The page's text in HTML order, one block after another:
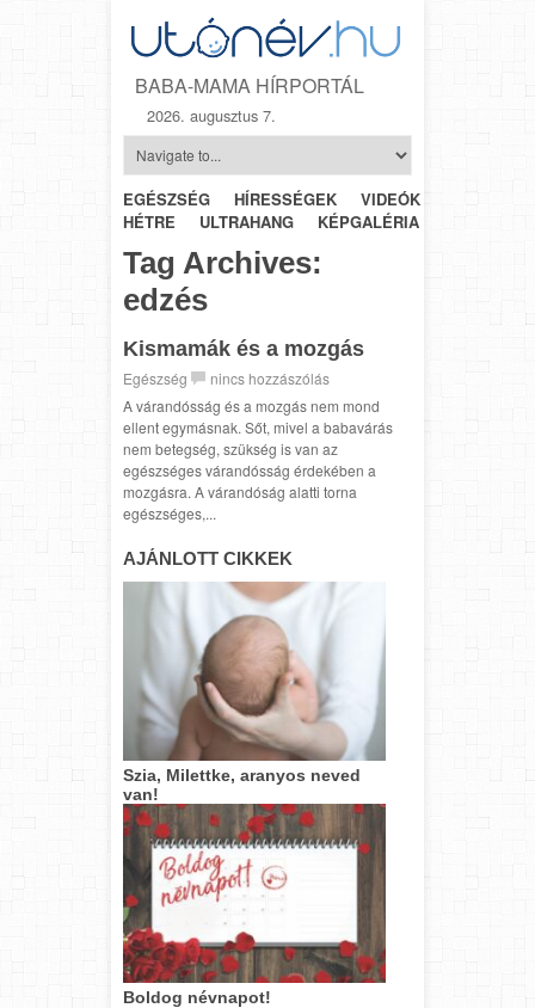
BABA-MAMA HÍRPORTÁL
2026. augusztus 7.
EGÉSZSÉG HÍRESSÉGEK VIDEÓK
HÉTRŐL-
HÉTRE
ULTRAHANG KÉPGALÉRIA
Tag Archives:
edzés
Kismamák és a mozgás
Egészség
nincs hozzászólás
A várandósság és a mozgás nem mond
ellent egymásnak. Sőt, mivel a babavárás
nem betegség, szükség is van az
egészséges várandósság érdekében a
mozgásra. A várandóság alatti torna
egészséges,...
AJÁNLOTT CIKKEK
Szia, Milettke, aranyos neved
van!
Boldog névnapot!